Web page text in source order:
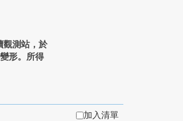
觀測站，於
形。所得
加入清單